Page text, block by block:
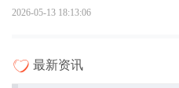
2026-05-13 18:13:06
最新资讯